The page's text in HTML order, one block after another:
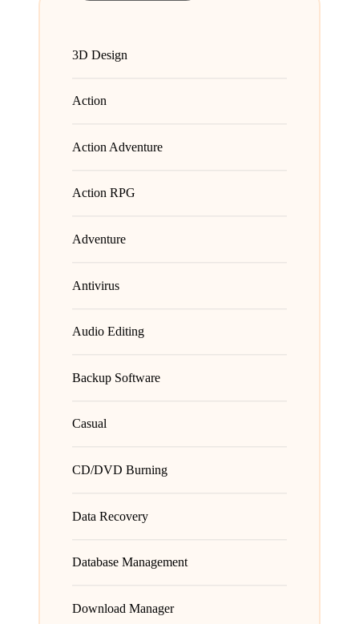
3D Design
Action
Action Adventure
Action RPG
Adventure
Antivirus
Audio Editing
Backup Software
Casual
CD/DVD Burning
Data Recovery
Database Management
Download Manager